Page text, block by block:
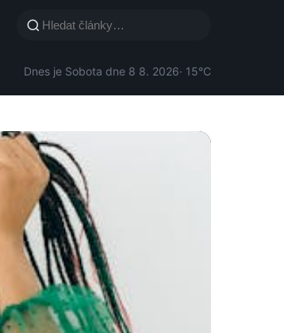
Dnes je Sobota dne 8 8. 2026· 15°C